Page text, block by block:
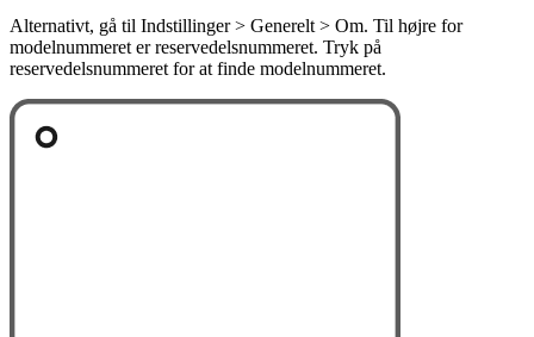
Alternativt, gå til Indstillinger > Generelt > Om. Til højre for
modelnummeret er reservedelsnummeret. Tryk på
reservedelsnummeret for at finde modelnummeret.